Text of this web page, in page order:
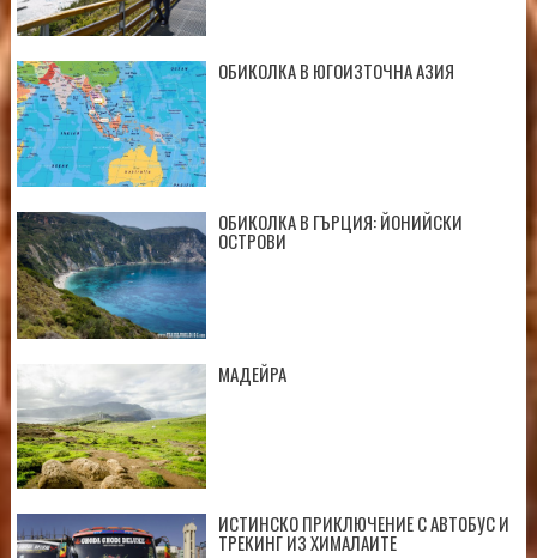
ОБИКОЛКА В ЮГОИЗТОЧНА АЗИЯ
ОБИКОЛКА В ГЪРЦИЯ: ЙОНИЙСКИ
ОСТРОВИ
МАДЕЙРА
ИСТИНСКО ПРИКЛЮЧЕНИЕ С АВТОБУС И
ТРЕКИНГ ИЗ ХИМАЛАИТЕ